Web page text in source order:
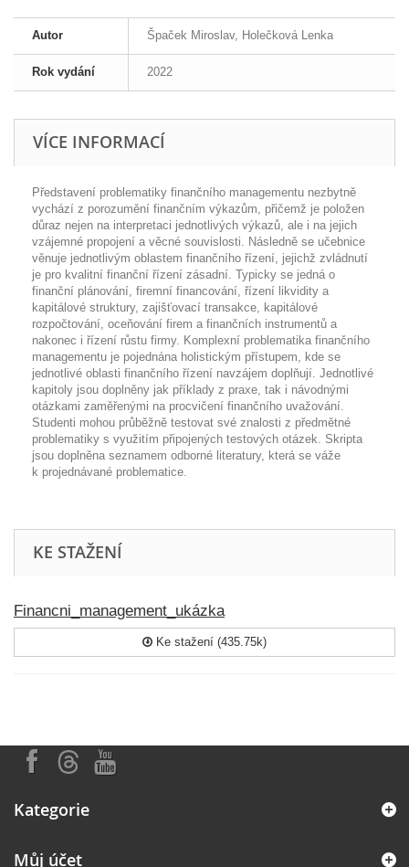
Autor Špaček Miroslav, Holečková Lenka
Rok vydání 2022
VÍCE INFORMACÍ
Představení problematiky finančního managementu nezbytně
vychází z porozumění finančním výkazům, přičemž je položen
důraz nejen na interpretaci jednotlivých výkazů, ale i na jejich
vzájemné propojení a věcné souvislosti. Následně se učebnice
věnuje jednotlivým oblastem finančního řízení, jejichž zvládnutí
je pro kvalitní finanční řízení zásadní. Typicky se jedná o
finanční plánování, firemní financování, řízení likvidity a
kapitálové struktury, zajišťovací transakce, kapitálové
rozpočtování, oceňování firem a finančních instrumentů a
nakonec i řízení růstu firmy. Komplexní problematika finančního
managementu je pojednána holistickým přístupem, kde se
jednotlivé oblasti finančního řízení navzájem doplňují. Jednotlivé
kapitoly jsou doplněny jak příklady z praxe, tak i návodnými
otázkami zaměřenými na procvičení finančního uvažování.
Studenti mohou průběžně testovat své znalosti z předmětné
problematiky s využitím připojených testových otázek. Skripta
jsou doplněna seznamem odborné literatury, která se váže
k projednávané problematice.
KE STAŽENÍ
Financni_management_ukázka
Ke stažení (435.75k)
Kategorie
Můj účet